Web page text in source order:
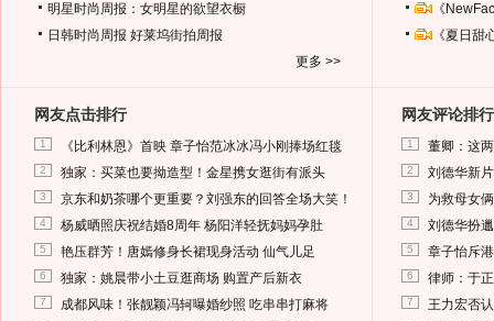
明星时尚周报：女明星的欲望衣橱
日韩时尚周报 好莱坞街拍周报
更多 >>
《
《夏日
网友点击排行
1 《比利林恩》首映 章子怡范冰冰冯小刚捧场红毯
2 独家：买菜也要拗造型！金星携女逛街有派头
3 京东和奶茶哪个更重要？刘强东的回答全场大笑！
4 杨威晒照庆祝结婚8周年 杨阳洋轻抚妈妈孕肚
5 艳压群芳！唐嫣修身长裙现身活动 仙气儿足
6 独家：姚晨带小土豆逛商场 购置产后新衣
7 成都风味！张靓颖冯轲曝婚纱照 吃串串打麻将
网友评论排行
1 董卿：这
2 刘德华新
3 为救母女
4 刘德华扮
5 章子怡斥
6 律师：于
7 王力宏否